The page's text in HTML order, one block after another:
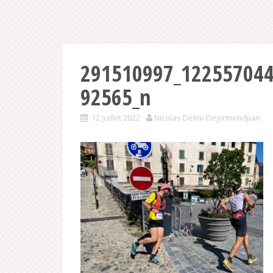
92565_n
12 juillet 2022 Nicolas Delmi-Deyirmendjian